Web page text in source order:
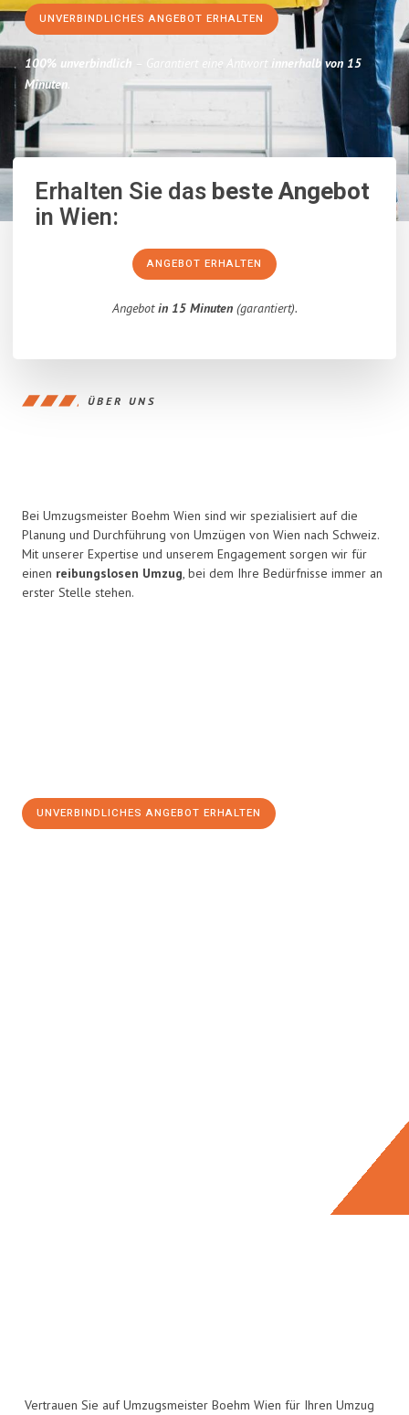
UNVERBINDLICHES ANGEBOT ERHALTEN
100% unverbindlich – Garantiert eine Antwort innerhalb von 15
Minuten.
Erhalten Sie dasbeste Angebot
in Wien:
ANGEBOT ERHALTEN
Angebotin 15 Minuten(garantiert).
ÜBER UNS
Bei Umzugsmeister Boehm Wien sind wir spezialisiert auf die
Planung und Durchführung von Umzügen von Wien nach Schweiz.
Mit unserer Expertise und unserem Engagement sorgen wir für
einen reibungslosen Umzug, bei dem Ihre Bedürfnisse immer an
erster Stelle stehen.
UNVERBINDLICHES ANGEBOT ERHALTEN
Vertrauen Sie auf Umzugsmeister Boehm Wien für Ihren Umzug